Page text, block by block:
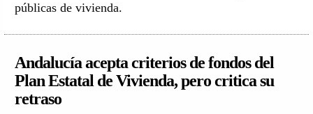
públicas de vivienda.
Andalucía acepta criterios de fondos del
Plan Estatal de Vivienda, pero critica su
retraso